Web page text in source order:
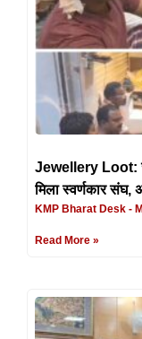
Jewellery Loot:
मिला स्वर्णकार संघ,
KMP Bharat Desk
Read More »